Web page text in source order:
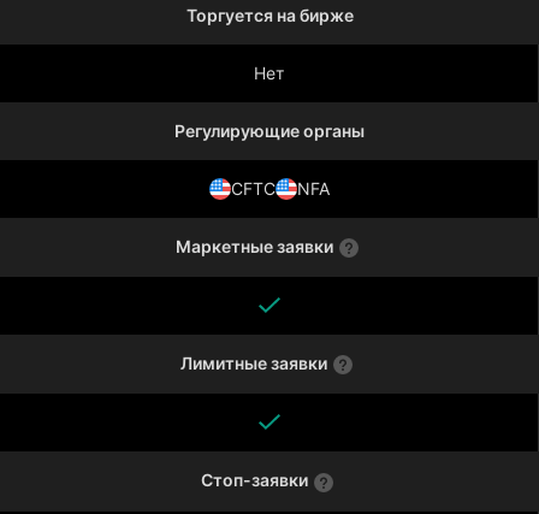
Торгуется на бирже
Нет
Регулирующие органы
CFTC NFA
Маркетные заявки
Лимитные заявки
Стоп-заявки